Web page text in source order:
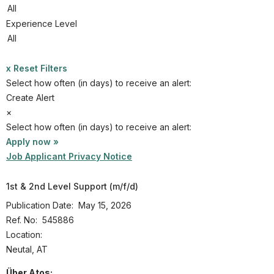
Experience Level
x Reset Filters
Select how often (in days) to receive an alert:
Create Alert
×
Select how often (in days) to receive an alert:
Apply now »
Job Applicant Privacy Notice
1st & 2nd Level Support (m/f/d)
Publication Date: May 15, 2026
Ref. No: 545886
Location:
Neutal, AT
Systemstatus
Jobkategorien
Berufsfelder
Für Unternehmen
Kandidaten finden
© informatikjobs.at
Cookie-Einstellungen